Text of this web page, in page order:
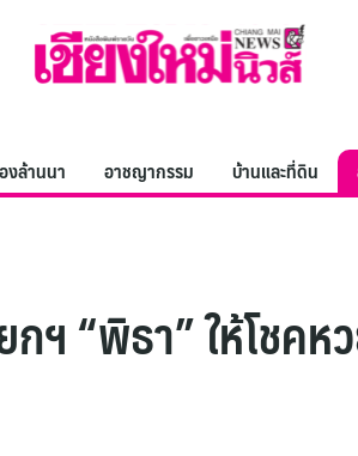
งล้านนา อาชญากรรม บ้านและที่ดิน
ฯ “พิธา” ให้โชคห